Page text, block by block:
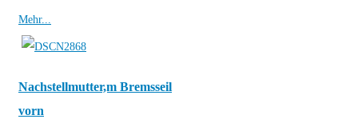
Mehr...
Nachstellmutter,m Bremsseil
vorn